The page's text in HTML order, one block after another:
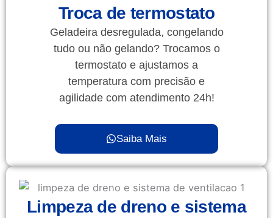
Troca de termostato
Geladeira desregulada, congelando
tudo ou não gelando? Trocamos o
termostato e ajustamos a
temperatura com precisão e
agilidade com atendimento 24h!
Saiba Mais
Limpeza de dreno e sistema